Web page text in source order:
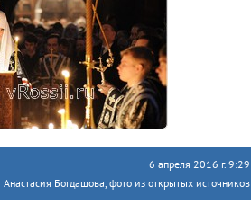
6 апреля 2016 г. 9:29
Богдашова, фото из открытых источников